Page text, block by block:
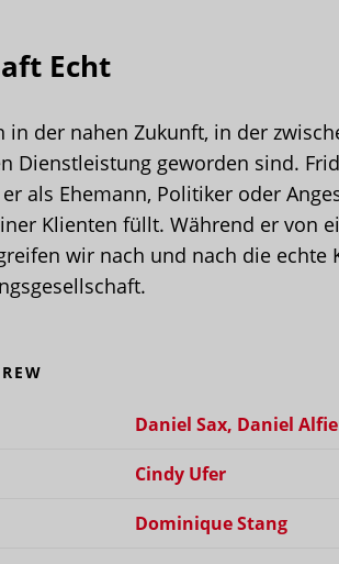
Echt
in der nahen Zukunft, in der
Dienstleistung geworden sind.
er als Ehemann, Politiker oder
Klienten füllt. Während er von
wir nach und nach die echte
Daniel Sax, Daniel
Cindy Ufer
Dominique Stang